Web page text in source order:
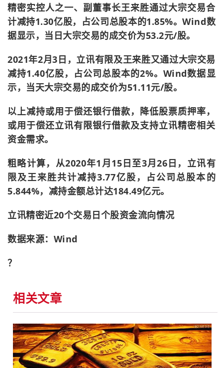
精密实控人之一、副董事长王来胜通过大宗交易合
计减持1.30亿股，占公司总股本的1.85%。Wind数
据显示，当日大宗交易的成交价为53.2元/股。
2021年2月3日，立讯有限及王来胜又通过大宗交易
减持1.40亿股，占公司总股本的2%。Wind数据显
示，当天大宗交易的成交价为51.11元/股。
以上减持或用于偿还银行借款，降低股票质押率，
或用于偿还立讯有限银行借款及支持立讯精密相关
资金需求。
粗略计算，从2020年1月15日至3月26日，立讯有
限及王来胜共计减持3.77亿股，占公司总股本的
5.844%，减持金额总计达184.49亿元。
立讯精密近20个交易日个股资金流向情况
数据来源：Wind
？
相关文章